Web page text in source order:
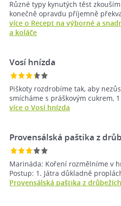
Různé typy kynutých těst
konečně opravdu příjemně
více o Recept na výborné a
a koláče
Vosí hnízda
Piškoty rozdrobíme tak, aby
smícháme s práškovým cukrem,
více o Vosí hnízda
Provensálská paštika z
Marináda: Koření rozmělníme v
Postup: 1. Játra důkladně
Provensálská paštika z